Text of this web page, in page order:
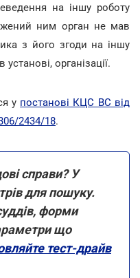
на іншу роботу
ним орган не мав
з його згоди на іншу
організації.
у постанові КЦС ВС від
2434/18.
справи? У
для пошуку.
форми
що
тест-драйв